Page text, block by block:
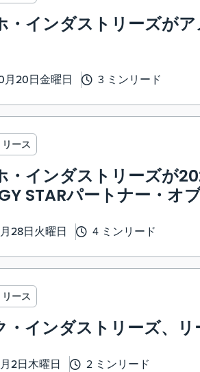
・インダストリーズが
月20日金曜日 3 ミンリード
ース
・インダストリーズが
STARパートナー・オ
28日火曜日 4 ミンリード
ース
・インダストリーズ、
2日木曜日 2 ミンリード